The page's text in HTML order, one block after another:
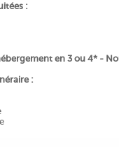
:
en 3 ou 4* -
: